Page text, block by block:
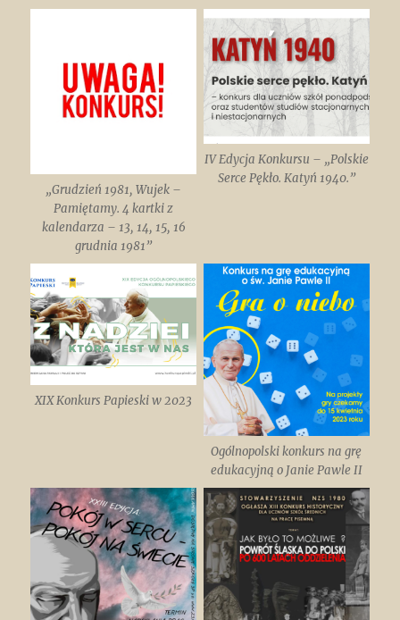
„Grudzień 1981, Wujek –
Pamiętamy. 4 kartki z
kalendarza – 13, 14, 15, 16
grudnia 1981”
IV Edycja Konkursu – „Polskie
Serce Pękło. Katyń 1940.”
XIX Konkurs Papieski w 2023
Ogólnopolski konkurs na grę
edukacyjną o Janie Pawle II